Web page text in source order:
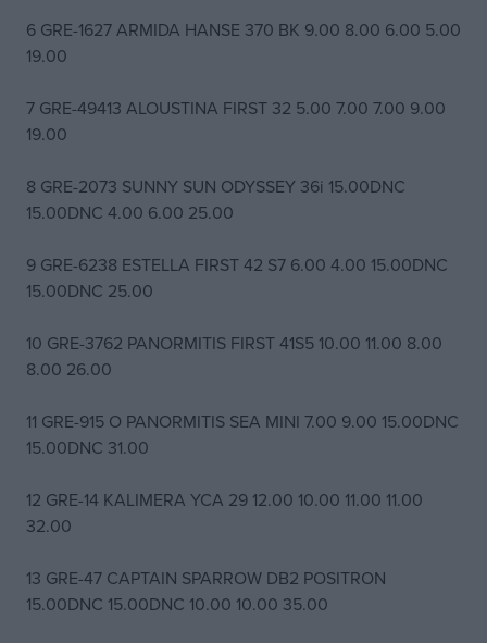
6 GRE-1627 ARMIDA HANSE 370 BK 9.00 8.00 6.00 5.00
19.00
7 GRE-49413 ALOUSTINA FIRST 32 5.00 7.00 7.00 9.00
19.00
8 GRE-2073 SUNNY SUN ODYSSEY 36i 15.00DNC
15.00DNC 4.00 6.00 25.00
9 GRE-6238 ESTELLA FIRST 42 S7 6.00 4.00 15.00DNC
15.00DNC 25.00
10 GRE-3762 PANORMITIS FIRST 41S5 10.00 11.00 8.00
8.00 26.00
11 GRE-915 O PANORMITIS SEA MINI 7.00 9.00 15.00DNC
15.00DNC 31.00
12 GRE-14 KALIMERA YCA 29 12.00 10.00 11.00 11.00
32.00
13 GRE-47 CAPTAIN SPARROW DB2 POSITRON
15.00DNC 15.00DNC 10.00 10.00 35.00